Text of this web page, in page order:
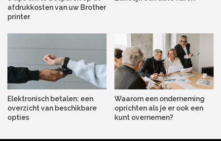
familielid op vakantie is door notificaties van de
het kan wel en dat maakt smart living zo interessant.
afdrukkosten van uw Brother
printer
Elektronisch betalen: een
overzicht van beschikbare
opties
Waarom een onderneming
oprichten als je er ook een
kunt overnemen?